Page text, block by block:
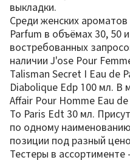
выкладки.
Среди женских
Parfum в объёмах 30, 50
востребованных
наличии J'ose Pour
Talisman Secret I Eau de
Diabolique Edp 100 мл. В
Affair Pour Homme Eau
To Paris Edt 30 мл.
по одному
позиции под разный
Тестеры в